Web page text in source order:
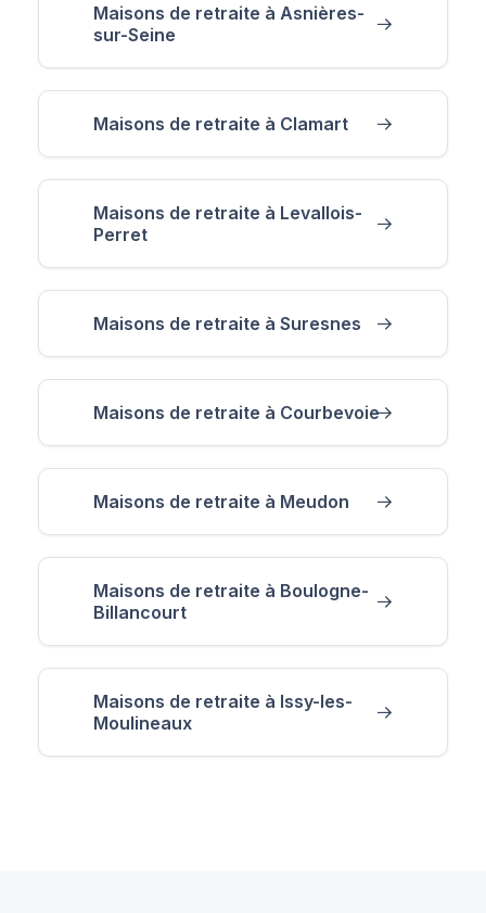
Maisons de retraite à Asnières-
sur-Seine
Maisons de retraite à Clamart
Maisons de retraite à Levallois-
Perret
Maisons de retraite à Suresnes
Maisons de retraite à Courbevoie
Maisons de retraite à Meudon
Maisons de retraite à Boulogne-
Billancourt
Maisons de retraite à Issy-les-
Moulineaux